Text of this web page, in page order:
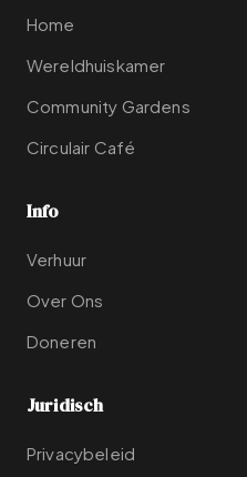
Home
Wereldhuiskamer
Community Gardens
Circulair Café
Info
Verhuur
Over Ons
Doneren
Juridisch
Privacybeleid